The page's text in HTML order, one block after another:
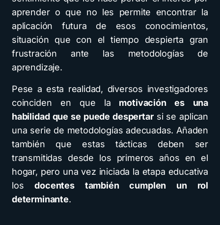
aprender o que no les permite encontrar la
aplicación futura de esos conocimientos,
situación que con el tiempo despierta gran
frustración ante las metodologías de
aprendizaje.
Pese a esta realidad, diversos investigadores
coinciden en que la motivación es una
habilidad que se puede despertarsi se aplican
una serie de metodologías adecuadas. Añaden
también que estas tácticas deben ser
transmitidas desde los primeros años en el
hogar, pero una vez iniciada la etapa educativa
losdocentes también cumplen un rol
determinante.